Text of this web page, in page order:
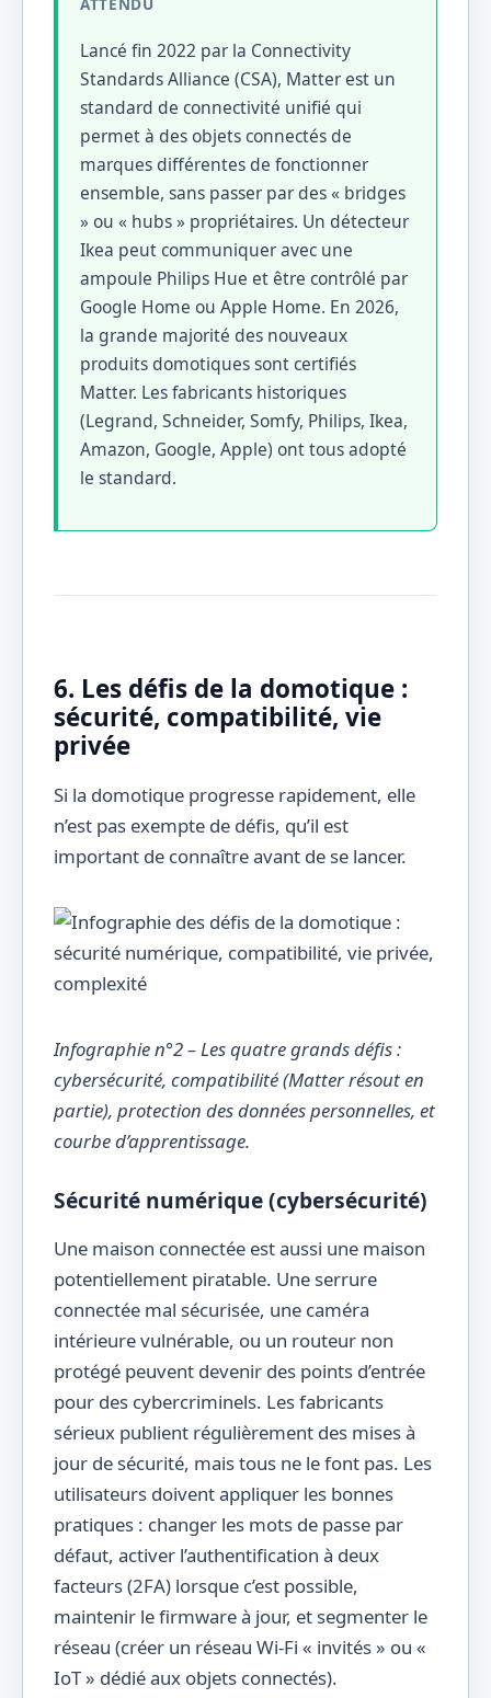
Lancé fin 2022 par la Connectivity
Standards Alliance (CSA), Matter est un
standard de connectivité unifié qui
permet à des objets connectés de
marques différentes de fonctionner
ensemble, sans passer par des « bridges
» ou « hubs » propriétaires. Un détecteur
Ikea peut communiquer avec une
ampoule Philips Hue et être contrôlé par
Google Home ou Apple Home. En 2026,
la grande majorité des nouveaux
produits domotiques sont certifiés
Matter. Les fabricants historiques
(Legrand, Schneider, Somfy, Philips, Ikea,
Amazon, Google, Apple) ont tous adopté
le standard.
6. Les défis de la domotique :
sécurité, compatibilité, vie
privée
Si la domotique progresse rapidement, elle
n’est pas exempte de défis, qu’il est
important de connaître avant de se lancer.
Infographie n°2 – Les quatre grands défis :
cybersécurité, compatibilité (Matter résout en
partie), protection des données personnelles, et
courbe d’apprentissage.
Sécurité numérique (cybersécurité)
Une maison connectée est aussi une maison
potentiellement piratable. Une serrure
connectée mal sécurisée, une caméra
intérieure vulnérable, ou un routeur non
protégé peuvent devenir des points d’entrée
pour des cybercriminels. Les fabricants
sérieux publient régulièrement des mises à
jour de sécurité, mais tous ne le font pas. Les
utilisateurs doivent appliquer les bonnes
pratiques : changer les mots de passe par
défaut, activer l’authentification à deux
facteurs (2FA) lorsque c’est possible,
maintenir le firmware à jour, et segmenter le
réseau (créer un réseau Wi-Fi « invités » ou «
IoT » dédié aux objets connectés).